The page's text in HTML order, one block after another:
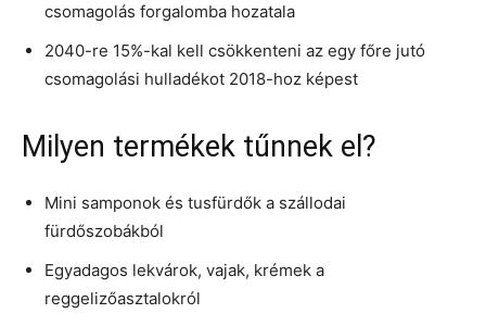
csomagolás forgalomba hozatala
2040-re 15%-kal kell csökkenteni az egy főre jutó
csomagolási hulladékot 2018-hoz képest
Milyen termékek tűnnek el?
Mini samponok és tusfürdők a szállodai
fürdőszobákból
Egyadagos lekvárok, vajak, krémek a
reggelizőasztalokról